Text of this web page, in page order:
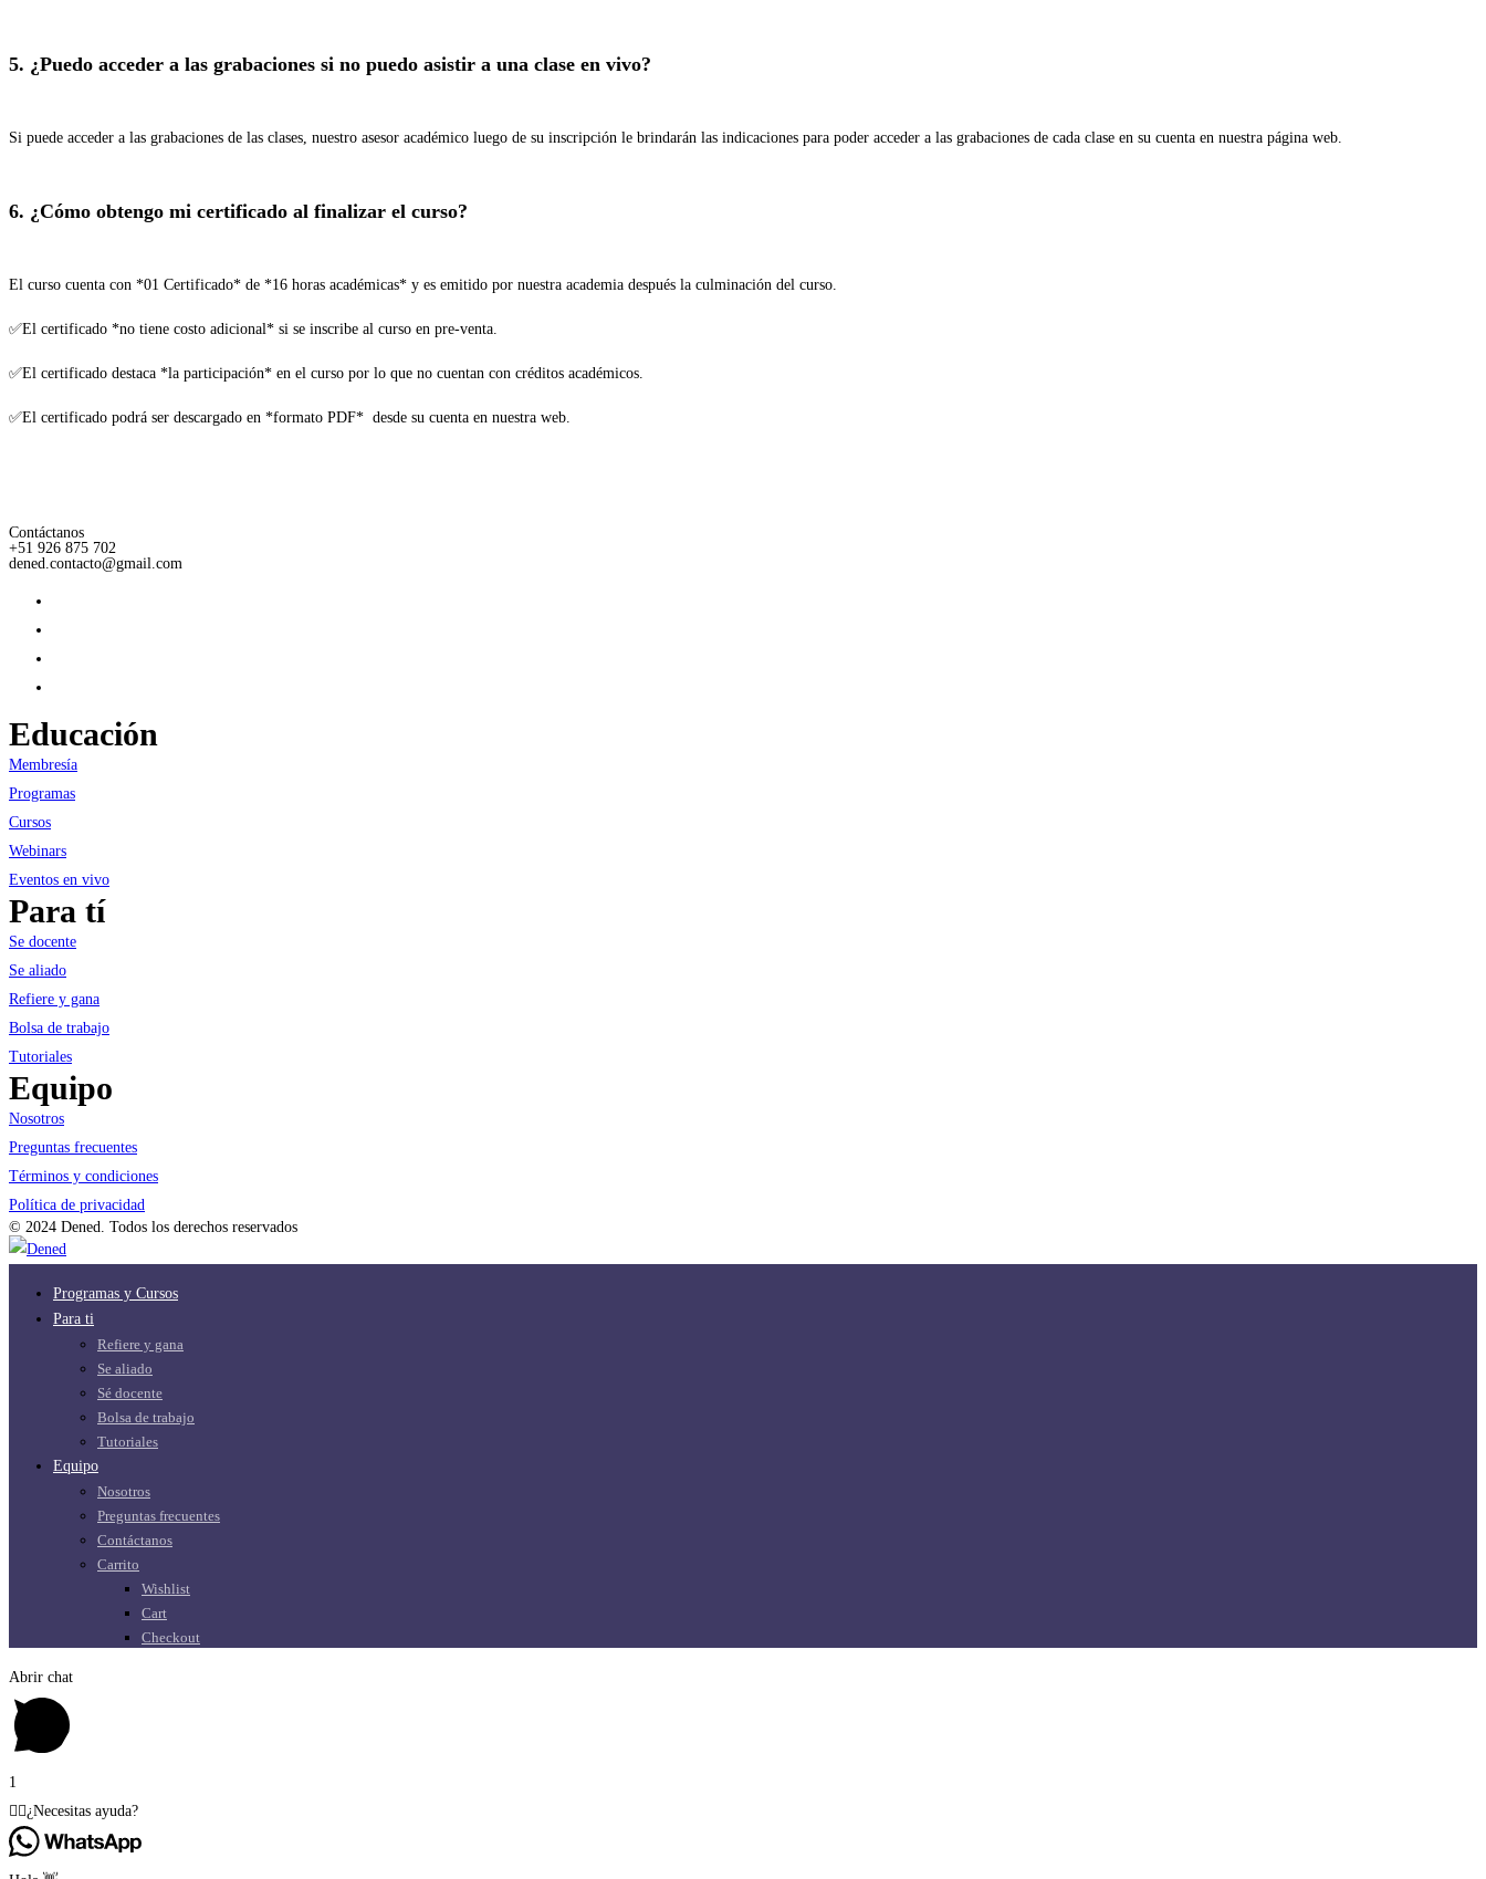
5. ¿Puedo acceder a las grabaciones si no puedo asistir a una clase en vivo?
Si puede acceder a las grabaciones de las clases, nuestro asesor académico luego de su inscripción le brindarán las indicaciones para poder acceder a las grabaciones de cada clase en su cuenta en nuestra página web.
6. ¿Cómo obtengo mi certificado al finalizar el curso?
El curso cuenta con *01 Certificado* de *16 horas académicas* y es emitido por nuestra academia después la culminación del curso.
✅El certificado *no tiene costo adicional* si se inscribe al curso en pre-venta.
✅El certificado destaca *la participación* en el curso por lo que no cuentan con créditos académicos.
✅El certificado podrá ser descargado en *formato PDF* desde su cuenta en nuestra web.
Contáctanos
+51 926 875 702
dened.contacto@gmail.com
Educación
Membresía
Programas
Cursos
Webinars
Eventos en vivo
Para tí
Se docente
Se aliado
Refiere y gana
Bolsa de trabajo
Tutoriales
Equipo
Nosotros
Preguntas frecuentes
Términos y condiciones
Política de privacidad
© 2024 Dened. Todos los derechos reservados
Programas y Cursos
Para ti
Refiere y gana
Se aliado
Sé docente
Bolsa de trabajo
Tutoriales
Equipo
Nosotros
Preguntas frecuentes
Contáctanos
Carrito
Wishlist
Cart
Checkout
Abrir chat
1
🙋‍♂️¿Necesitas ayuda?